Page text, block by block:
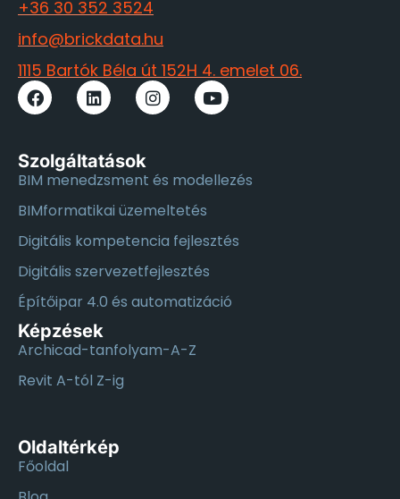
+36 30 352 3524
info@brickdata.hu
1115 Bartók Béla út 152H 4. emelet 06.
Szolgáltatások
BIM menedzsment és modellezés
BIMformatikai üzemeltetés
Digitális kompetencia fejlesztés
Digitális szervezetfejlesztés
Építőipar 4.0 és automatizáció
Képzések
Archicad-tanfolyam-A-Z
Revit A-tól Z-ig
Oldaltérkép
Főoldal